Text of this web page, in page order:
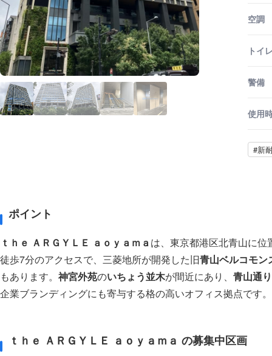
空調
トイ
警備
使用
#新
ポイント
ｔｈｅ ＡＲＧＹＬＥ ａｏｙａｍａは、東京都港区北青山に
徒歩7分のアクセスで、三菱地所が開発した旧青山ベルコモン
もあります。 神宮外苑のいちょう並木が間近にあり、 青山通り
企業ブランディングにも寄与する格の高いオフィス拠点です。
ｔｈｅ ＡＲＧＹＬＥ ａｏｙａｍａ の募集中区画